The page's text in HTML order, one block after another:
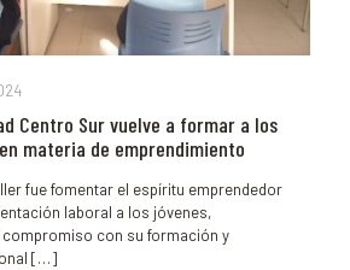
Centro Sur vuelve a formar a los
materia de emprendimiento
fue fomentar el espíritu emprendedor
laboral a los jóvenes,
con su formación y
[…]